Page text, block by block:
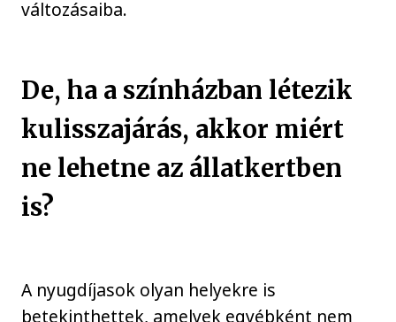
változásaiba.
De, ha a színházban létezik
kulisszajárás, akkor miért
ne lehetne az állatkertben
is?
A nyugdíjasok olyan helyekre is
betekinthettek, amelyek egyébként nem